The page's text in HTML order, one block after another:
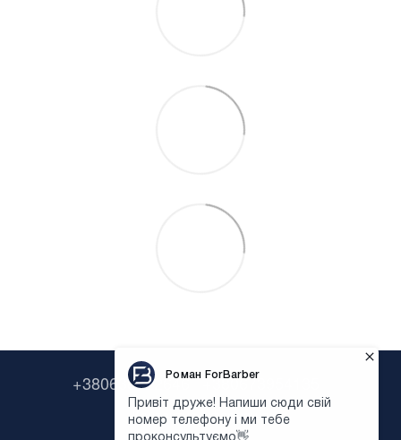
+380638322646 +380673954135
Контактна інформація